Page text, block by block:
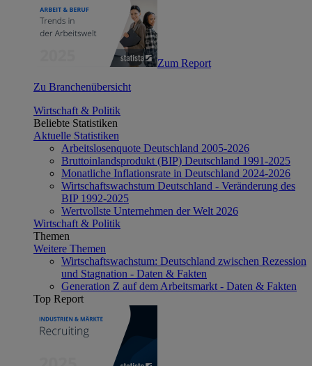
Zum Report
Zu Branchenübersicht
Wirtschaft & Politik
Beliebte Statistiken
Aktuelle Statistiken
Arbeitslosenquote Deutschland 2005-2026
Bruttoinlandsprodukt (BIP) Deutschland 1991-2025
Monatliche Inflationsrate in Deutschland 2024-2026
Wirtschaftswachstum Deutschland - Veränderung des
BIP 1992-2025
Wertvollste Unternehmen der Welt 2026
Wirtschaft & Politik
Themen
Weitere Themen
Wirtschaftswachstum: Deutschland zwischen Rezession
und Stagnation - Daten & Fakten
Generation Z auf dem Arbeitsmarkt - Daten & Fakten
Top Report